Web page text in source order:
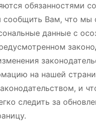
обязанностями
сообщить Вам, что мы
данные с
на нашей
и
следить за